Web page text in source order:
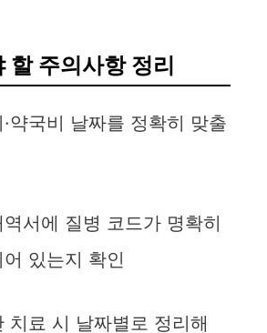
할 주의사항 정리
·약국비 날짜를 정확히 맞출
서에 질병 코드가 명확히
있는지 확인
치료 시 날짜별로 정리해